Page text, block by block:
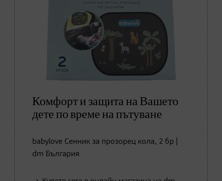
Комфорт и защита на Вашето
дете по време на пътуване
babylove Сенник за прозорец кола, 2 бр |
dm България